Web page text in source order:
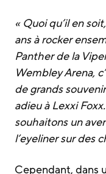
« Quoi qu’il en
ans à rocker
Panther de la
Wembley Arena,
de grands
adieu à Lexxi
souhaitons un
l’eyeliner sur des
Cependant, dans